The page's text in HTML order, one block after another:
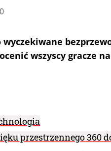
wyczekiwane
wszyscy gracze
przestrzennego 360